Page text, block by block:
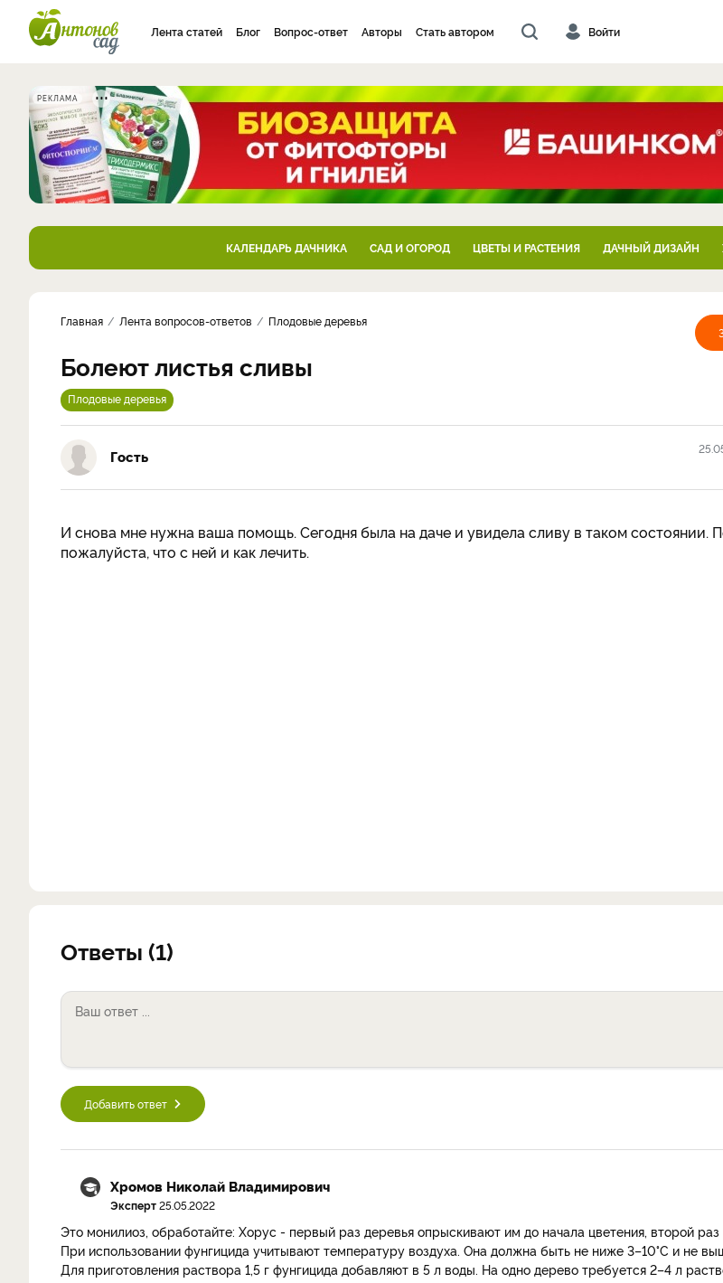
Лента статей Блог Вопрос-ответ Авторы Стать автором Войти
РЕКЛАМА
КАЛЕНДАРЬ ДАЧНИКА САД И ОГОРОД ЦВЕТЫ И РАСТЕНИЯ ДАЧНЫЙ ДИЗАЙН
Главная Лента вопросов-ответов Плодовые деревья
Болеют листья сливы
Плодовые деревья
Гость
И снова мне нужна ваша помощь. Сегодня была на даче и увидела сливу в таком состоянии.
пожалуйста, что с ней и как лечить.
Ответы (1)
Добавить ответ
Хромов Николай Владимирович
Эксперт25.05.2022
Это монилиоз, обработайте: Хорус - первый раз деревья опрыскивают им до начала цветения, второй раз
При использовании фунгицида учитывают температуру воздуха. Она должна быть не ниже 3–10°C и не
Для приготовления раствора 1,5 г фунгицида добавляют в 5 л воды. На одно дерево требуется 2–4 л